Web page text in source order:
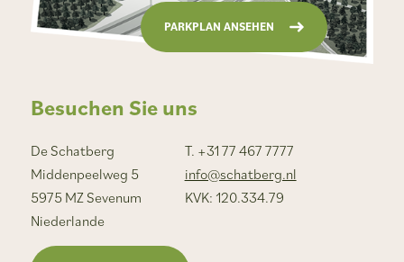
Besuchen Sie uns
De Schatberg
Middenpeelweg 5
5975 MZ Sevenum
Niederlande
T. +31 77 467 7777
info@schatberg.nl
KVK: 120.334.79
PARKPLAN ANSEHEN